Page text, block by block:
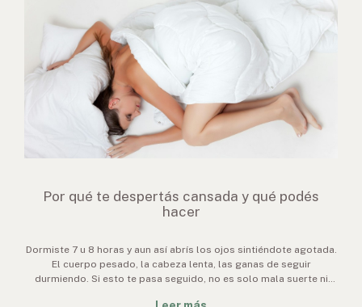
Por qué te despertás cansada y qué podés
hacer
Dormiste 7 u 8 horas y aun así abrís los ojos sintiéndote agotada.
El cuerpo pesado, la cabeza lenta, las ganas de seguir
durmiendo. Si esto te pasa seguido, no es solo mala suerte ni